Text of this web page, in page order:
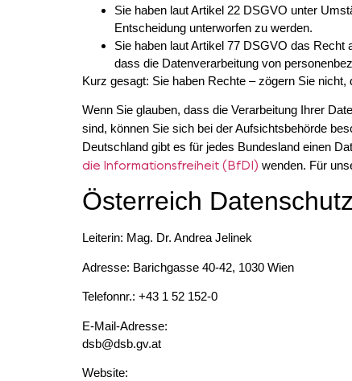
Sie haben laut Artikel 22 DSGVO unter
Entscheidung unterworfen zu werden.
Sie haben laut Artikel 77 DSGVO das
dass die Datenverarbeitung von
Kurz gesagt: Sie haben Rechte – zögern Sie
Wenn Sie glauben, dass die Verarbeitung Ihrer
sind, können Sie sich bei der Aufsichtsbehörde
Deutschland gibt es für jedes Bundesland einen
die Informationsfreiheit (BfDI) wenden. Für
Österreich
Leiterin: Mag. Dr. Andrea Jelinek
Adresse: Barichgasse 40-42, 1030 Wien
Telefonnr.: +43 1 52 152-0
E-Mail-Adresse:
dsb@dsb.gv.at
Website: